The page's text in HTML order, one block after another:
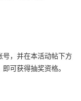
，并在本活动帖下方
可获得抽奖资格。